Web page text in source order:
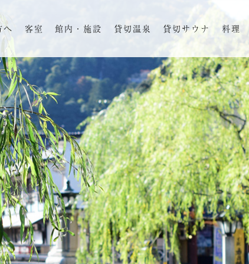
へ 客室 館内・施設 貸切温泉 貸切サウナ 料理